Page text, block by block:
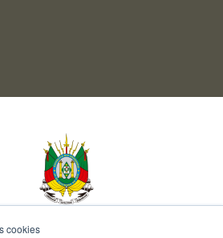
cookies